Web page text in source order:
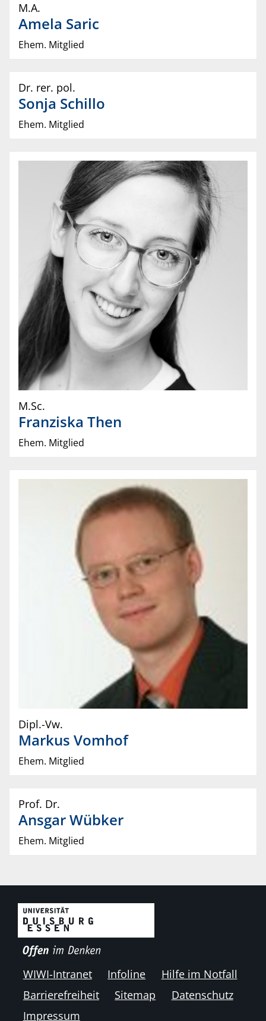
M.A.
Amela Saric
Ehem. Mitglied
Dr. rer. pol.
Sonja Schillo
Ehem. Mitglied
M.Sc.
Franziska Then
Ehem. Mitglied
Dipl.-Vw.
Markus Vomhof
Ehem. Mitglied
Prof. Dr.
AnsgarWübker
Ehem. Mitglied
WIWI-Intranet Infoline
Hilfe im Notfall
Barrierefreiheit
Sitemap
Datenschutz
Impressum